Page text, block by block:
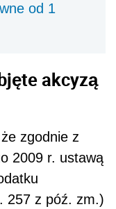
od 1
akcyzą
zgodnie z
2009 r. ustawą
257 z póź. zm.)